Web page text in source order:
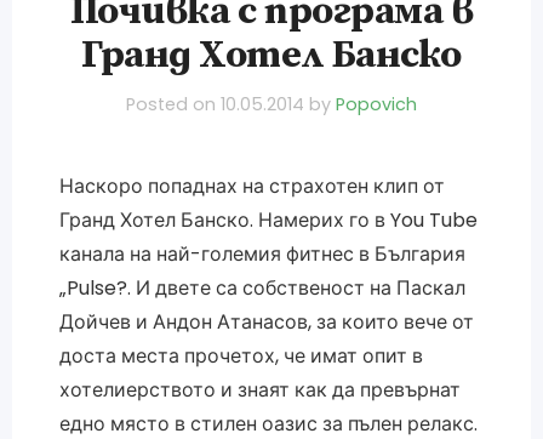
Почивка с програма в
Гранд Хотел Банско
Posted on 10.05.2014 by Popovich
Наскоро попаднах на страхотен клип от
Гранд Хотел Банско. Намерих го в You Tube
канала на най-големия фитнес в България
„Pulse?. И двете са собственост на Паскал
Дойчев и Андон Атанасов, за които вече от
доста места прочетох, че имат опит в
хотелиерството и знаят как да превърнат
едно място в стилен оазис за пълен релакс.